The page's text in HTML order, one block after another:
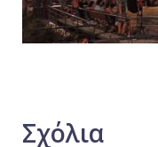
Σχόλια